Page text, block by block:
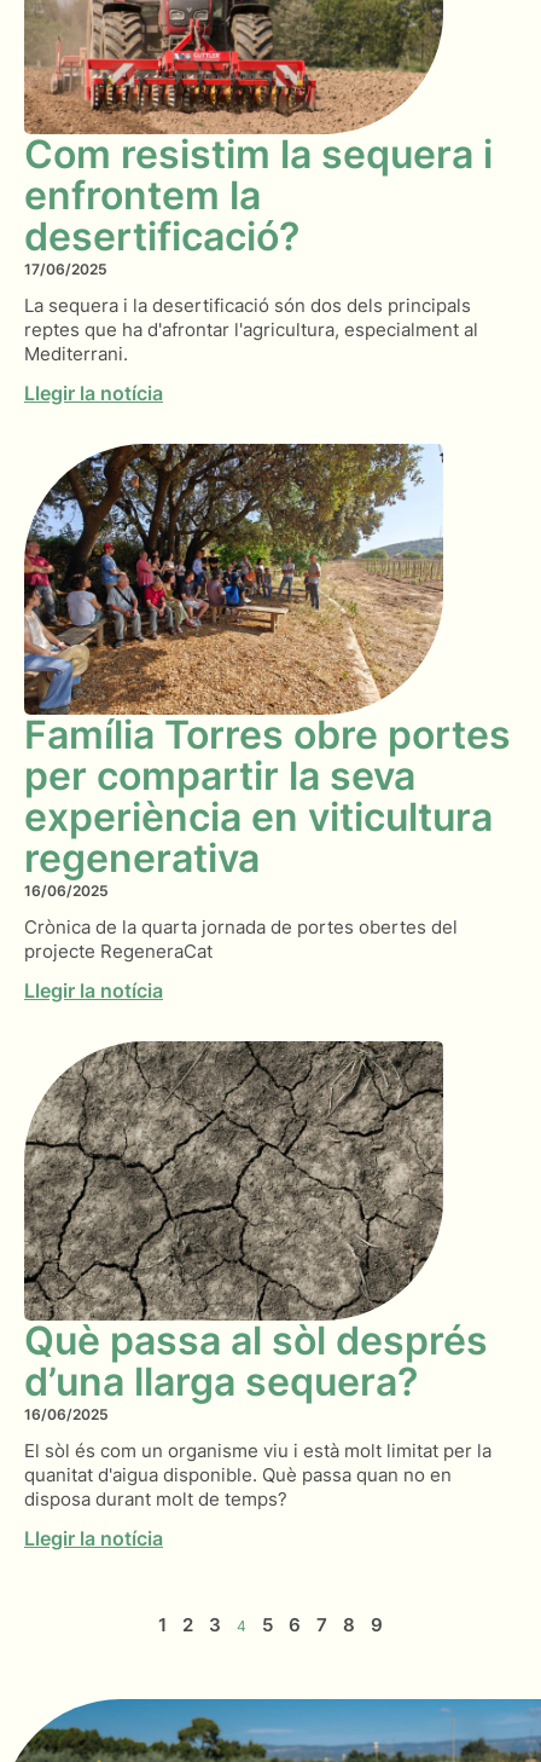
Com resistim la sequera i
enfrontem la
desertificació?
17/06/2025
La sequera i la desertificació són dos dels principals
reptes que ha d'afrontar l'agricultura, especialment al
Mediterrani.
Llegir la notícia
Família Torres obre portes
per compartir la seva
experiència en viticultura
regenerativa
16/06/2025
Crònica de la quarta jornada de portes obertes del
projecte RegeneraCat
Llegir la notícia
Què passa al sòl després
d’una llarga sequera?
16/06/2025
El sòl és com un organisme viu i està molt limitat per la
quanitat d'aigua disponible. Què passa quan no en
disposa durant molt de temps?
Llegir la notícia
1 2 3 4 5 6 7 8 9